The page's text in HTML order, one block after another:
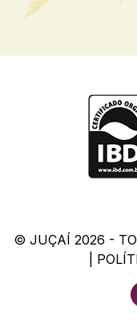
© JUÇAÍ 2026 -